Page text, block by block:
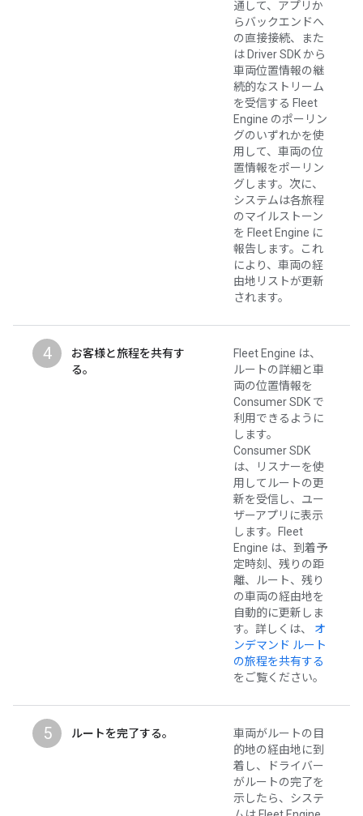
通して、アプリか
らバックエンドへ
の直接接続、また
は Driver SDK から
車両位置情報の継
続的なストリーム
を受信する Fleet
Engine のポーリン
グのいずれかを使
用して、車両の位
置情報をポーリン
グします。次に、
システムは各旅程
のマイルストーン
を Fleet Engine に
報告します。これ
により、車両の経
由地リストが更新
されます。
4
お客様と旅程を共有す
る。
Fleet Engine は、
ルートの詳細と車
両の位置情報を
Consumer SDK で
利用できるように
します。
Consumer SDK
は、リスナーを使
用してルートの更
新を受信し、ユー
ザーアプリに表示
します。Fleet
Engine は、到着予
定時刻、残りの距
離、ルート、残り
の車両の経由地を
自動的に更新しま
す。詳しくは、 オ
ンデマンド ルート
の旅程を共有する
をご覧ください。
5 ルートを完了する。
車両がルートの目
的地の経由地に到
着し、ドライバー
がルートの完了を
示したら、システ